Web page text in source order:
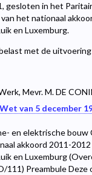
in het
het nationaal
en Luxemburg.
met de
Mevr. M. DE
Wet van 5 december
en elektrische
akkoord 2011-
en Luxemburg
111) Preambule